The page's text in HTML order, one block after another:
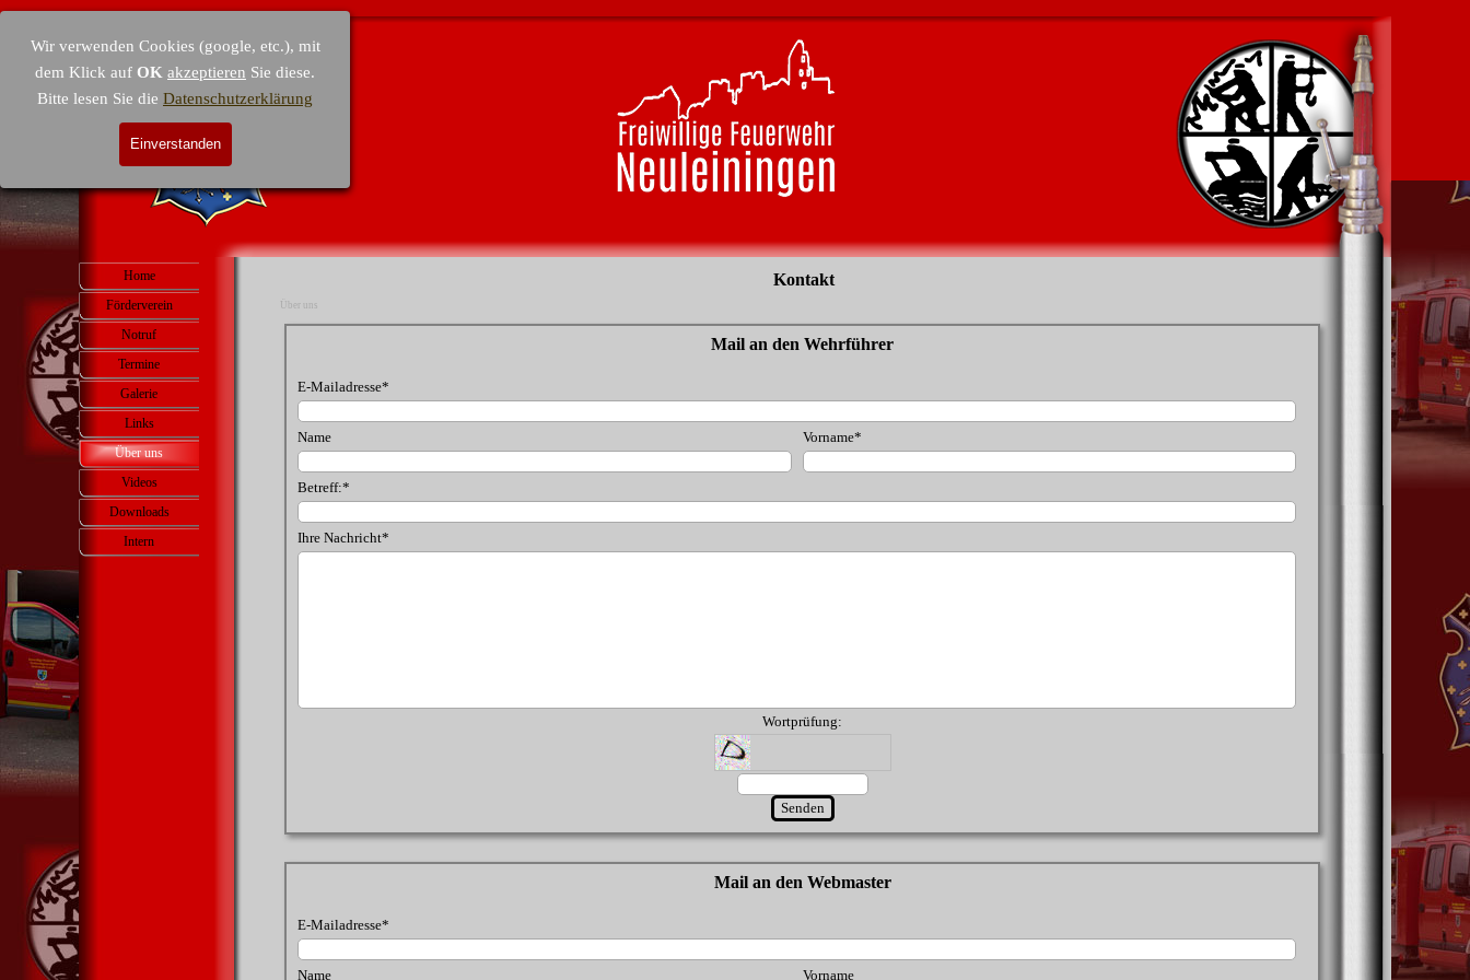
Wir verwenden Cookies (google, etc.), mit
dem Klick auf OK akzeptieren Sie diese.
Bitte lesen Sie die Datenschutzerklärung
Einverstanden
Direkt zum Seiteninhalt
Home
Förderverein
Notruf
Termine
Galerie
Links
Über uns
Videos
Downloads
Intern
Kontakt
Über uns
Mail an den Wehrführer
E-Mailadresse*
Name Vorname*
Betreff:*
Ihre Nachricht*
Wortprüfung:
Mail an den Webmaster
E-Mailadresse*
Name Vorname